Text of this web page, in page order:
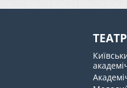
ТЕАТР